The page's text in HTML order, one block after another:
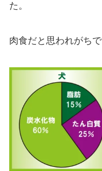
た。
肉食だと思われがち